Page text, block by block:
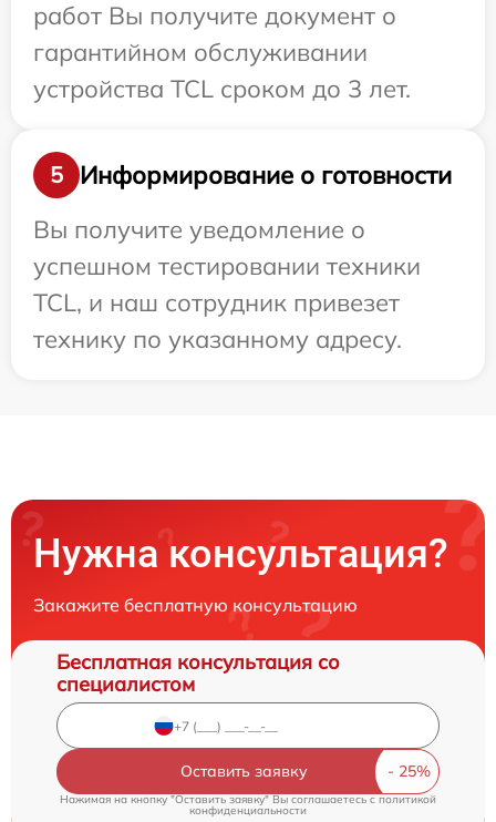
работ Вы получите документ о
гарантийном обслуживании
устройства TCL сроком до 3 лет.
5
Информирование о готовности
Вы получите уведомление о
успешном тестировании техники
TCL, и наш сотрудник привезет
технику по указанному адресу.
Нужна консультация?
Закажите бесплатную консультацию
Бесплатная консультация со
специалистом
Оставить заявку
Нажимая на кнопку "Оставить заявку" Вы соглашаетесь c политикой
конфиденциальности